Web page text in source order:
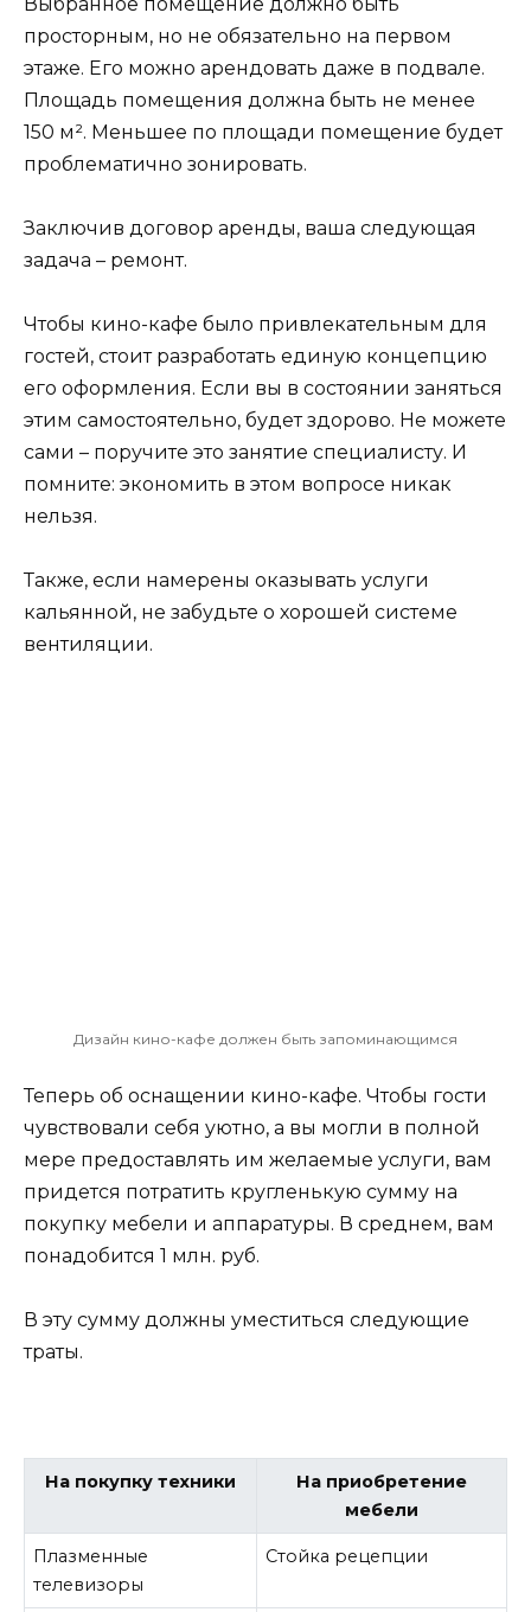
просторным, но не обязательно на первом
этаже. Его можно арендовать даже в подвале.
Площадь помещения должна быть не менее
150 м². Меньшее по площади помещение будет
проблематично зонировать.
Заключив договор аренды, ваша следующая
задача – ремонт.
Чтобы кино-кафе было привлекательным для
гостей, стоит разработать единую концепцию
его оформления. Если вы в состоянии заняться
этим самостоятельно, будет здорово. Не можете
сами – поручите это занятие специалисту. И
помните: экономить в этом вопросе никак
нельзя.
Также, если намерены оказывать услуги
кальянной, не забудьте о хорошей системе
вентиляции.
Дизайн кино-кафе должен быть запоминающимся
Теперь об оснащении кино-кафе. Чтобы гости
чувствовали себя уютно, а вы могли в полной
мере предоставлять им желаемые услуги, вам
придется потратить кругленькую сумму на
покупку мебели и аппаратуры. В среднем, вам
понадобится 1 млн. руб.
В эту сумму должны уместиться следующие
траты.
На покупку техники
На приобретение
мебели
Плазменные
телевизоры
Стойка рецепции